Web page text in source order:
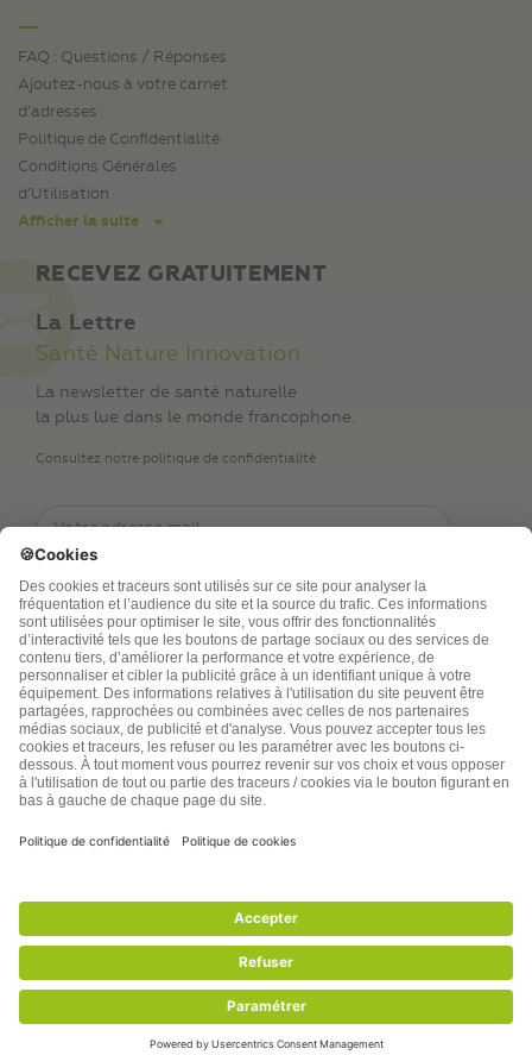
FAQ : Questions / Réponses
Ajoutez-nous à votre carnet
d’adresses
Politique de Confidentialité
Conditions Générales
d’Utilisation
Afficher la suite
RECEVEZ GRATUITEMENT
La Lettre
Santé Nature Innovation
La newsletter de santé naturelle
la plus lue dans le monde francophone.
Consultez notre politique de confidentialité
TSA Publications SA collecte mes nom, prénom,
adresse de messagerie électronique et numéro de
téléphone afin de répondre aux demandes de
renseignements. Ce traitement est nécessaire à
l’exécution des mesures sollicitées. Pour en savoir
plus sur vos droits vous pouvez consulter notre
politique de confidentialité